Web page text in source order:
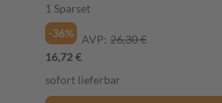
1 Sparset
-36%
AVP: 26,30 €
16,72 €
sofort lieferbar